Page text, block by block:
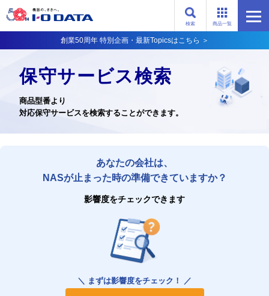
商品一覧
検索
創業50周年 特別企画・最新Topicsはこちら ＞
保守サービス検索
商品型番より
対応保守サービスを検索することができます。
あなたの会社は、
NASが止まった時の準備できていますか？
影響度をチェックできます
＼ まずは影響度をチェック！ ／